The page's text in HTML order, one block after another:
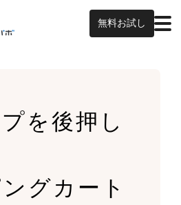
無料お試し
を後押し
グカート